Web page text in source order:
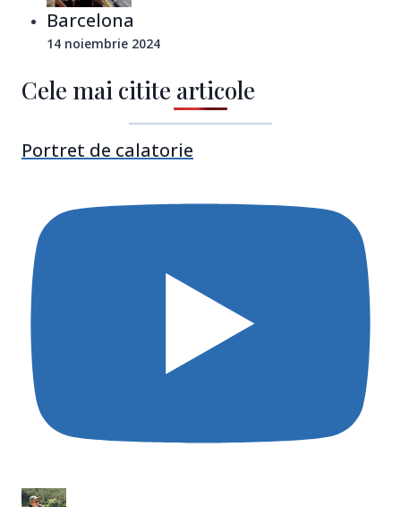
Barcelona
14 noiembrie 2024
Cele mai citite articole
Portret de calatorie